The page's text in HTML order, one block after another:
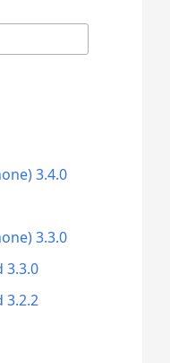
3.4.0
3.3.0
3.3.0
3.2.2